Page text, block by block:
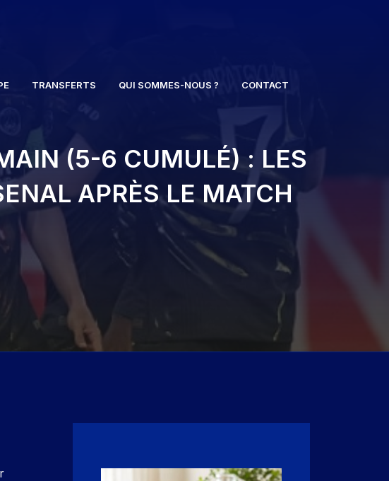
TRANSFERTS QUI SOMMES-NOUS ? CONTACT
(5-6 CUMULÉ) : LES
APRÈS LE MATCH